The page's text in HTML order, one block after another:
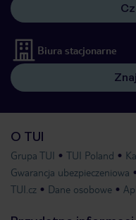
Biura stacjonarne
O TUI
Grupa TUI TUI Poland
Gwarancja ubezpieczeniowa
TUI.cz
Dane osobowe